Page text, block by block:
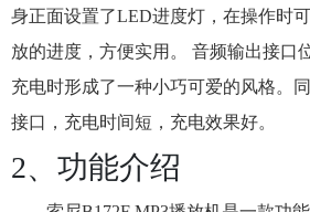
身正面设置了LED进度灯，在操作时
放的进度，方便实用。 音频输出接口
充电时形成了一种小巧可爱的风格。
接口，充电时间短，充电效果好。
2、功能介绍